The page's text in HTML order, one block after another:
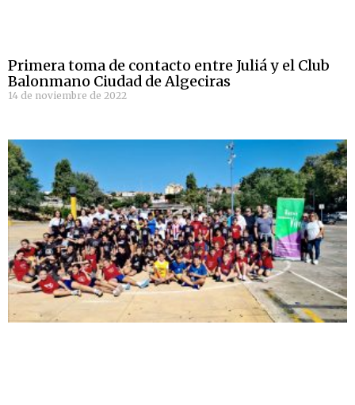
Primera toma de contacto entre Juliá y el Club
Balonmano Ciudad de Algeciras
14 de noviembre de 2022